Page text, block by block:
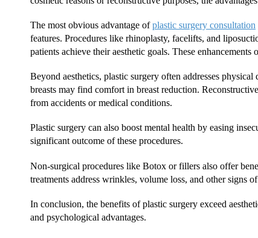
The most obvious advantage ofplastic surgery consultation
features. Procedures like rhinoplasty, facelifts, and
patients achieve their aesthetic goals. These enhancements
Beyond aesthetics, plastic surgery often addresses
breasts may find comfort in breast reduction.
from accidents or medical conditions.
Plastic surgery can also boost mental health by easing
significant outcome of these procedures.
Non-surgical procedures like Botox or fillers also offer
treatments address wrinkles, volume loss, and other signs
In conclusion, the benefits of plastic surgery exceed
and psychological advantages.